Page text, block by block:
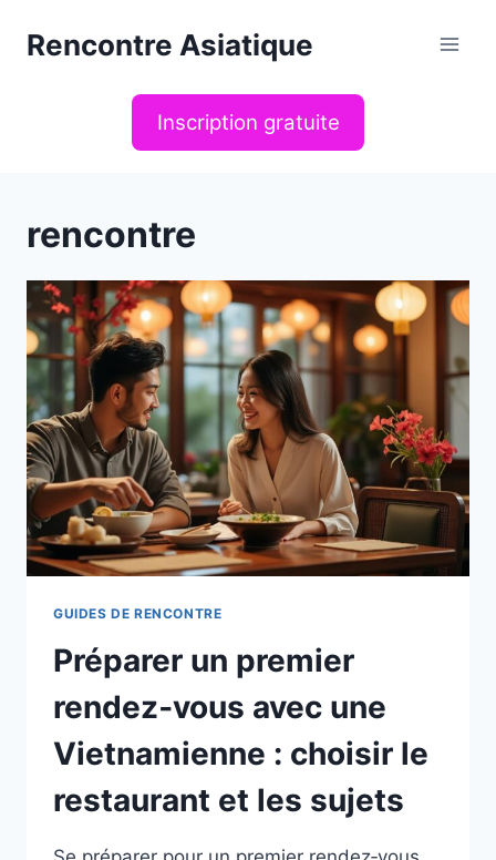
Rencontre Asiatique
Inscription gratuite
rencontre
GUIDES DE RENCONTRE
Préparer un premier
rendez‑vous avec une
Vietnamienne : choisir le
restaurant et les sujets